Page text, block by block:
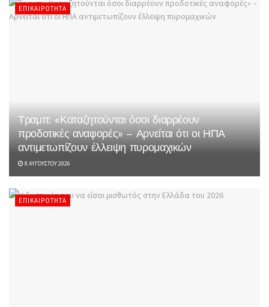
ΕΠΙΚΑΙΡΌΤΗΤΑ
Τραμπ: «Καταζητούνται όσοι διαρρέουν
προδοτικές αναφορές» – Αρνείται ότι οι ΗΠΑ
αντιμετωπίζουν έλλειψη πυρομαχικών
8 ΑΥΓΟΎΣΤΟΥ 2026
ΕΠΙΚΑΙΡΌΤΗΤΑ